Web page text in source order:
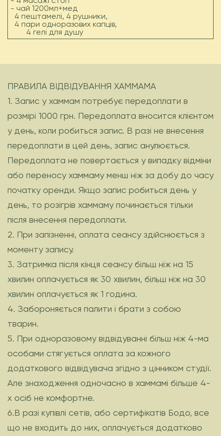
- чай 1200мл+мед
4 пештамелі, 4 рушники,
4 пари одноразових капців,
4 гелі для душу
ПРАВИЛА ВІДВІДУВАННЯ ХАММАМА
1. Запис у хаммам потребує передоплати в
розмірі 1000 грн. Передоплата вносится клієнтом
у день, коли робиться запис. В разі не внесення
передоплати в цей день, запис анулюється.
Передоплата не повертається у випадку відміни
або переносу хаммаму менш ніж за добу до часу
початку оренди. Якщо запис робиться день у
день, то розігрів хаммаму починається тільки
після внесення передоплати.
2. При запізненні, оплата сеансу здійснюється з
моменту запису.
3. Затримка після кінця сеансу більш ніж на 15
хвилин оплачується як 30 хвилин, більш ніж на 30
хвилин оплачується як 1 година.
4. Забороняється палити і брати з собою
тварин.
5. При одноразовому відвідуванні більш ніж 4-ма
особами стягується оплата за кожного
додаткового відвідувача згідно з цінником студії.
Але знаходження одночасно в хаммамі більше 4-
х осіб не комфортне.
6.В разі купівлі сетів, або сертифікатів Бодо, все
що не входить до них, оплачується додатково